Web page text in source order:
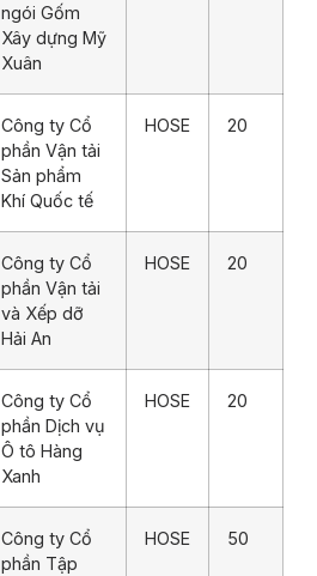
ngói Gốm
Xây dựng Mỹ
Xuân
Công ty Cổ
phần Vận tải
Sản phẩm
Khí Quốc tế
HOSE 20
Công ty Cổ
phần Vận tải
và Xếp dỡ
Hải An
HOSE 20
Công ty Cổ
phần Dịch vụ
Ô tô Hàng
Xanh
HOSE 20
Công ty Cổ
phần Tập
HOSE 50